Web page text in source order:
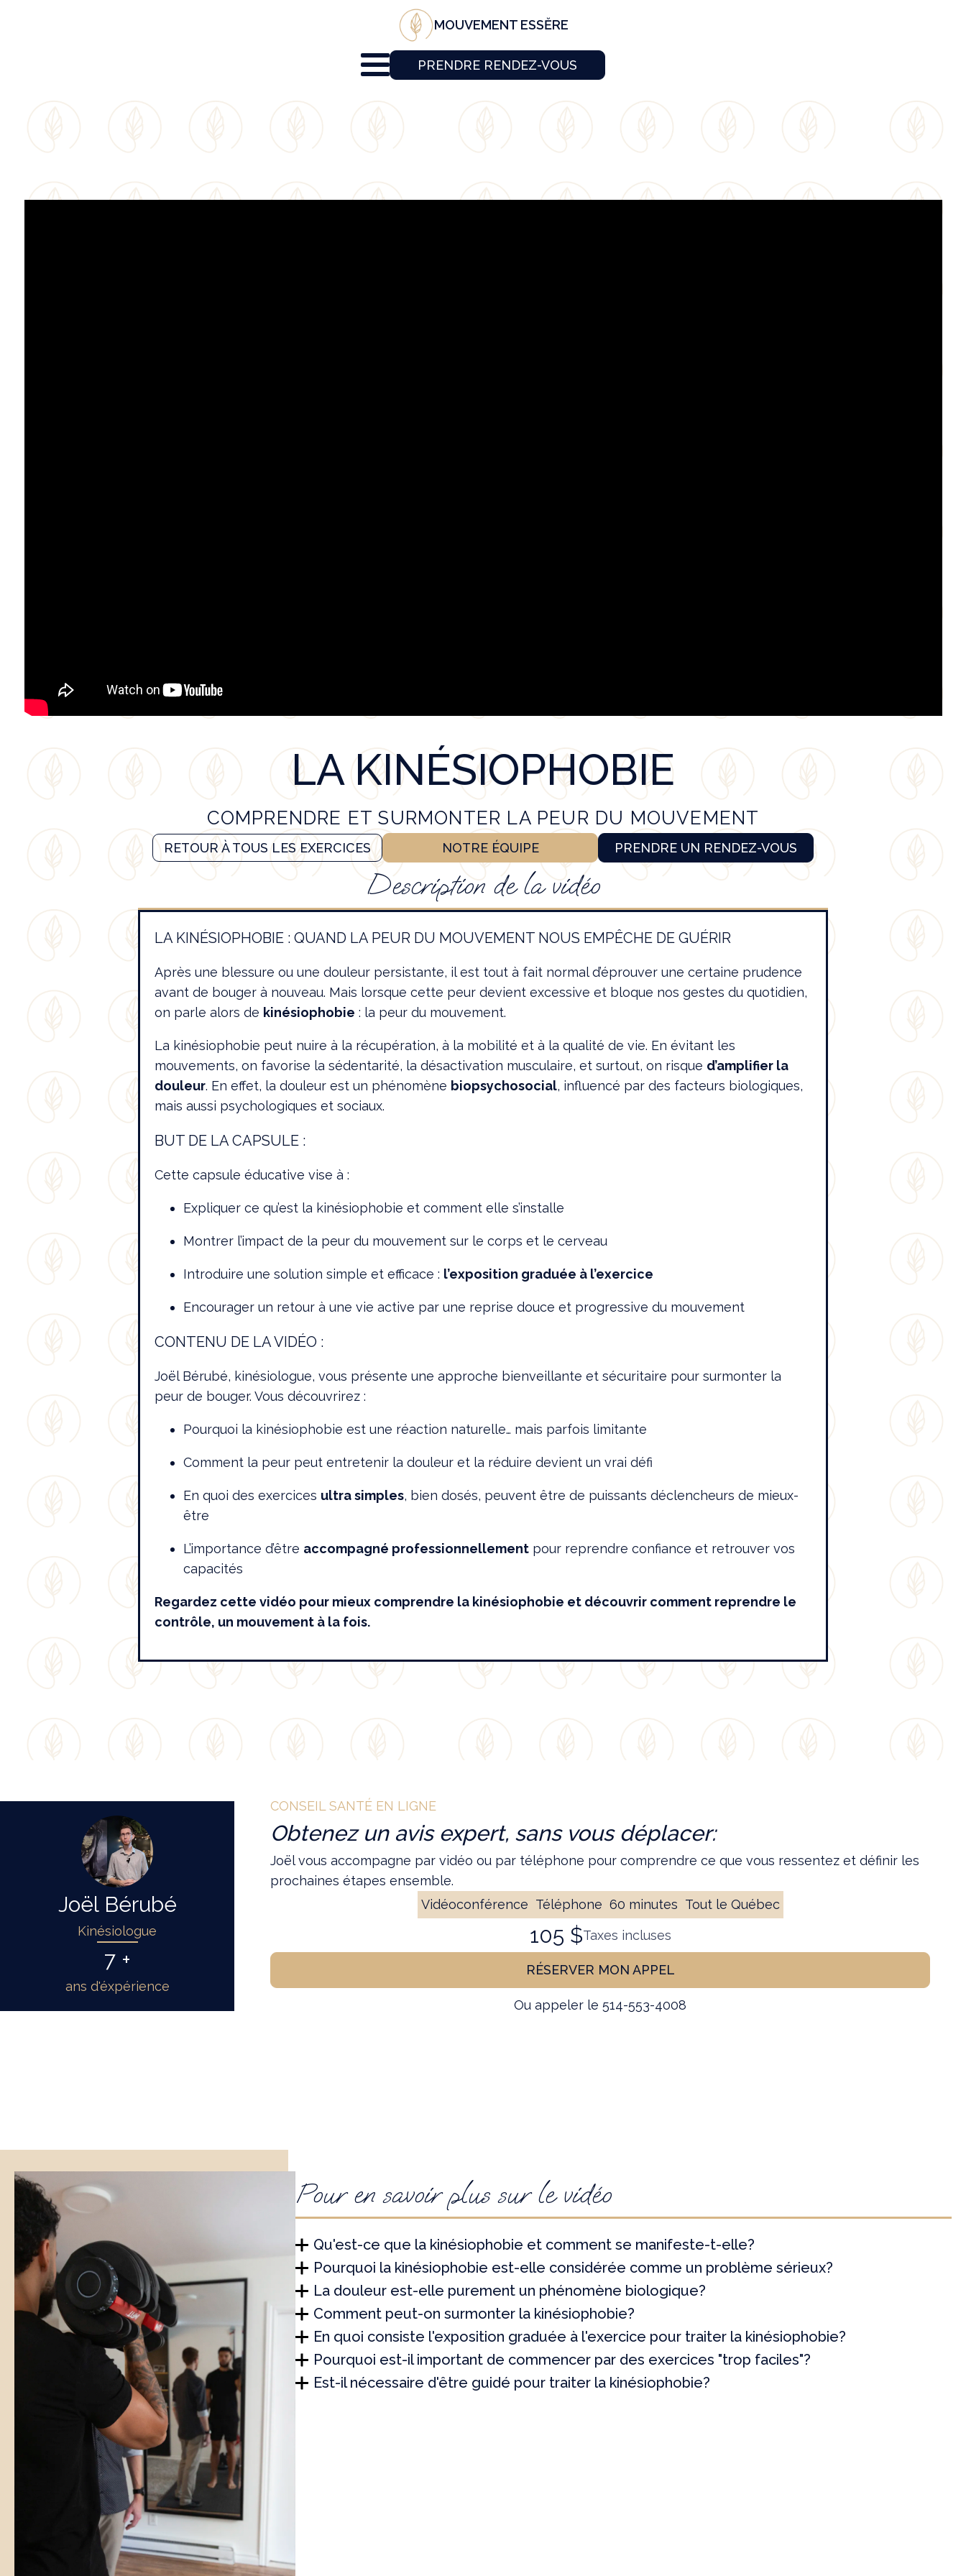
MOUVEMENT ESSĔRE
PRENDRE RENDEZ-VOUS
LA KINÉSIOPHOBIE
COMPRENDRE ET SURMONTER LA PEUR DU MOUVEMENT
RETOUR À TOUS LES EXERCICES NOTRE ÉQUIPE PRENDRE UN RENDEZ-VOUS
Description de la vidéo
LA KINÉSIOPHOBIE : QUAND LA PEUR DU MOUVEMENT NOUS EMPÊCHE DE GUÉRIR
Après une blessure ou une douleur persistante, il est tout à fait normal d’éprouver une certaine prudence
avant de bouger à nouveau. Mais lorsque cette peur devient excessive et bloque nos gestes du quotidien,
on parle alors de kinésiophobie : la peur du mouvement.
La kinésiophobie peut nuire à la récupération, à la mobilité et à la qualité de vie. En évitant les
mouvements, on favorise la sédentarité, la désactivation musculaire, et surtout, on risque d’amplifier la
douleur. En effet, la douleur est un phénomène biopsychosocial, influencé par des facteurs biologiques,
mais aussi psychologiques et sociaux.
BUT DE LA CAPSULE :
Cette capsule éducative vise à :
Expliquer ce qu’est la kinésiophobie et comment elle s’installe
Montrer l’impact de la peur du mouvement sur le corps et le cerveau
Introduire une solution simple et efficace : l’exposition graduée à l’exercice
Encourager un retour à une vie active par une reprise douce et progressive du mouvement
CONTENU DE LA VIDÉO :
Joël Bérubé, kinésiologue, vous présente une approche bienveillante et sécuritaire pour surmonter la
peur de bouger. Vous découvrirez :
Pourquoi la kinésiophobie est une réaction naturelle… mais parfois limitante
Comment la peur peut entretenir la douleur et la réduire devient un vrai défi
En quoi des exercices ultra simples, bien dosés, peuvent être de puissants déclencheurs de mieux-
être
L’importance d’être accompagné professionnellementpour reprendre confiance et retrouver vos
capacités
Regardez cette vidéo pour mieux comprendre la kinésiophobie et découvrir comment reprendre le
contrôle, un mouvement à la fois.
Joël Bérubé
Kinésiologue
7 +
ans d'éxpérience
CONSEIL SANTÉ EN LIGNE
Obtenez un avis expert, sans vous déplacer:
Joël vous accompagne par vidéo ou par téléphone pour comprendre ce que vous ressentez et définir les
prochaines étapes ensemble.
Vidéoconférence Téléphone 60 minutes Tout le Québec
105 $Taxes incluses
RÉSERVER MON APPEL
Ou appeler le 514-553-4008
Pour en savoir plus sur le vidéo
Qu'est-ce que la kinésiophobie et comment se manifeste-t-elle?
Pourquoi la kinésiophobie est-elle considérée comme un problème sérieux?
La douleur est-elle purement un phénomène biologique?
Comment peut-on surmonter la kinésiophobie?
En quoi consiste l'exposition graduée à l'exercice pour traiter la kinésiophobie?
Pourquoi est-il important de commencer par des exercices "trop faciles"?
Est-il nécessaire d'être guidé pour traiter la kinésiophobie?